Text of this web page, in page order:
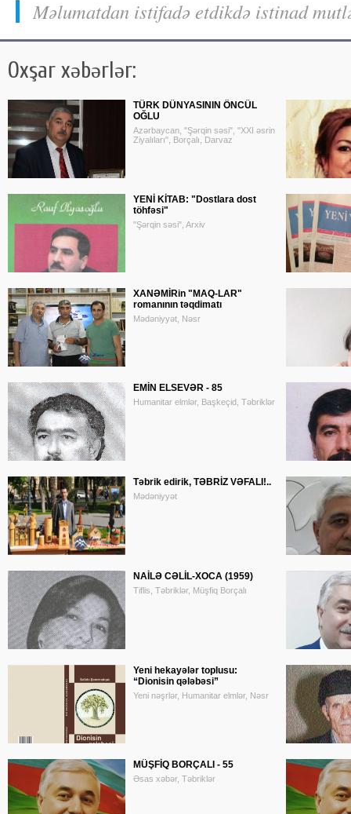
Məlumatdan istifadə etdikdə istinad
Oxşar xəbərlər:
TÜRK DÜNYASININ ÖNCÜL
OĞLU
Azərbaycan, "Şərqin səsi", "XXI əsrin
Ziyalıları", Borçalı, Darvaz
YENİ KİTAB: "Dostlara dost
töhfəsi"
"Şərqin səsi", Arxiv
XANƏMİRin "MAQ-LAR"
romanının təqdimatı
Mədəniyyət, Nəsr
EMİN ELSEVƏR - 85
Humanitar elmlər, Başkeçid, Təbriklər
Təbrik edirik, TƏBRİZ VƏFALI!..
Mədəniyyət
NAİLƏ CƏLİL-XOCA (1959)
Tiflis, Təbriklər, Müşfiq Borçalı
Yeni hekayələr toplusu:
“Dionisin qələbəsi”
Yeni nəşrlər, Humanitar elmlər, Nəsr
MÜŞFİQ BORÇALI - 55
Əsas xəbər, Təbriklər